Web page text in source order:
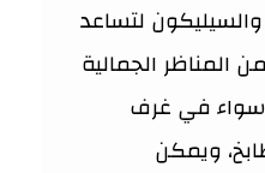
لتساعد
المناظر الجمالية
سواء في غرف
ويمكن